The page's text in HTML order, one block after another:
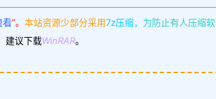
看”。 本站资源少部分采用7z压缩， 为防止有人压缩
建议下载WinRAR。